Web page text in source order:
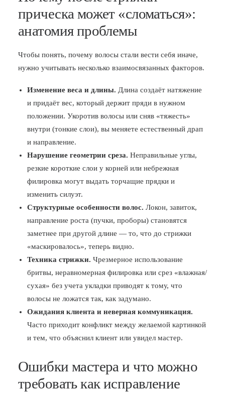
прическа может «сломаться»:
анатомия проблемы
Чтобы понять, почему волосы стали вести себя иначе,
нужно учитывать несколько взаимосвязанных факторов.
Изменение веса и длины. Длина создаёт натяжение
и придаёт вес, который держит пряди в нужном
положении. Укоротив волосы или сняв «тяжесть»
внутри (тонкие слои), вы меняете естественный драп
и направление.
Нарушение геометрии среза. Неправильные углы,
резкие короткие слои у корней или небрежная
филировка могут выдать торчащие прядки и
изменить силуэт.
Структурные особенности волос. Локон, завиток,
направление роста (пучки, проборы) становятся
заметнее при другой длине — то, что до стрижки
«маскировалось», теперь видно.
Техника стрижки. Чрезмерное использование
бритвы, неравномерная филировка или срез «влажная/
сухая» без учета укладки приводят к тому, что
волосы не ложатся так, как задумано.
Ожидания клиента и неверная коммуникация.
Часто приходит конфликт между желаемой картинкой
и тем, что объяснил клиент или увидел мастер.
Ошибки мастера и что можно
требовать как исправление